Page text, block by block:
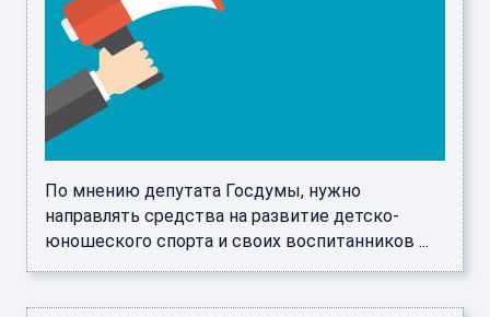
По мнению депутата Госдумы, нужно
направлять средства на развитие детско-
юношеского спорта и своих воспитанников ...